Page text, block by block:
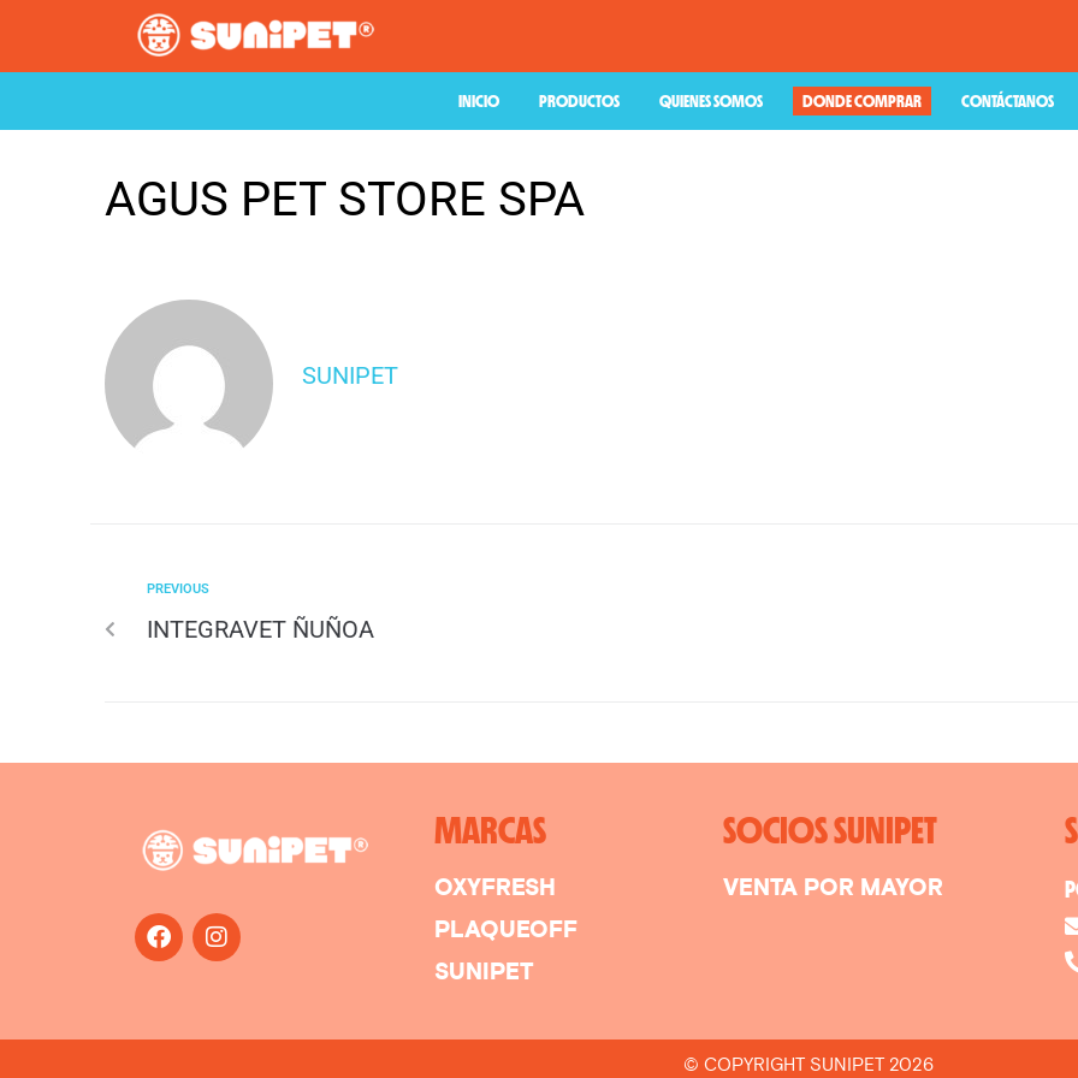
INICIO PRODUCTOS QUIENES SOMOS DONDE COMPRAR CONTÁCTANOS
AGUS PET STORE SPA
SUNIPET
PREVIOUS
INTEGRAVET ÑUÑOA
MARCAS
OXYFRESH
PLAQUEOFF
SUNIPET
SOCIOS SUNIPET
VENTA POR MAYOR
© COPYRIGHT SUNIPET 2026